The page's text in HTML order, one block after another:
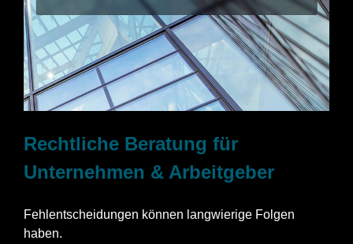
Rechtliche Beratung für
Unternehmen & Arbeitgeber
Fehlentscheidungen können langwierige Folgen
haben.